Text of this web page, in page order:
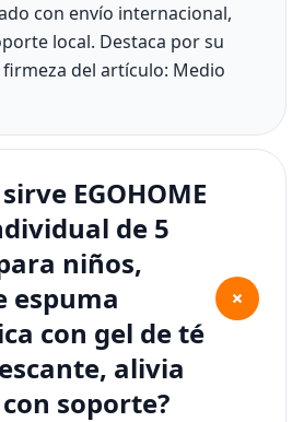
con envío internacional,
local. Destaca por su
del artículo: Medio
EGOHOME
de 5
niños,
espuma
con gel de té
alivia
soporte?
+